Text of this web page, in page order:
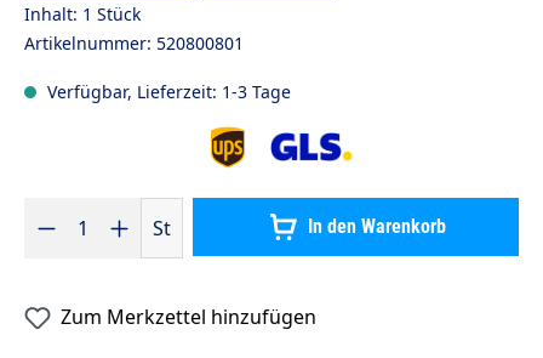
Inhalt: 1 Stück
Artikelnummer: 520800801
Verfügbar, Lieferzeit: 1-3 Tage
Produkt Anzahl: Gib den gewünschten Wert ein oder benutze
St In den Warenkorb
Zum Merkzettel hinzufügen